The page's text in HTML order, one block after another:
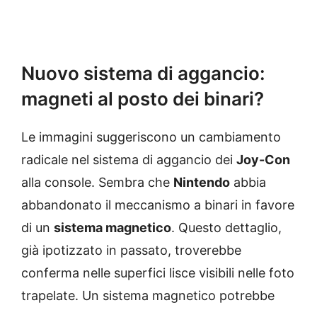
Nuovo sistema di aggancio:
magneti al posto dei binari?
Le immagini suggeriscono un cambiamento
radicale nel sistema di aggancio dei Joy-Con
alla console. Sembra che Nintendo abbia
abbandonato il meccanismo a binari in favore
di un sistema magnetico. Questo dettaglio,
già ipotizzato in passato, troverebbe
conferma nelle superfici lisce visibili nelle foto
trapelate. Un sistema magnetico potrebbe